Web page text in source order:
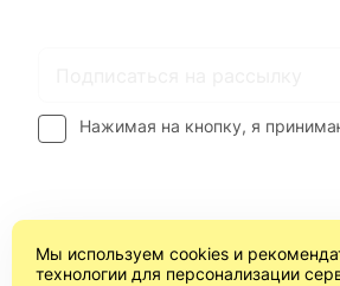
Нажимая на кнопку, я
Мы используем cookies и
технологии для персонализации